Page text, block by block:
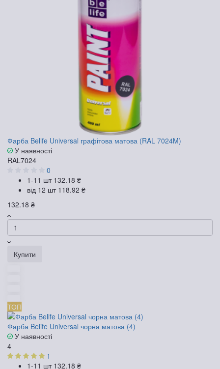
Фарба Belife Universal графітова матова (RAL 7024M)
У наявності
RAL7024
0
1-11 шт 132.18 ₴
від 12 шт 118.92 ₴
132.18 ₴
Купити
ТОП
Фарба Belife Universal чорна матова (4)
У наявності
4
1
1-11 шт 132.18 ₴